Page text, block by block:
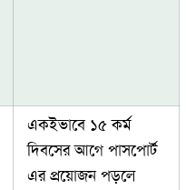
একইভাবে ১৫ কর্ম
দিবসের আগে পাসপোর্ট
এর প্রয়োজন পড়লে